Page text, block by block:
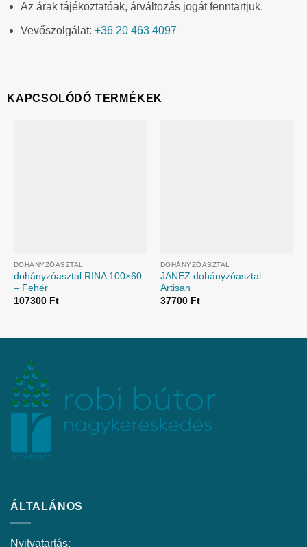
Az árak tájékoztatóak, árváltozás jogát fenntartjuk.
Vevőszolgálat: +36 20 463 4097
KAPCSOLÓDÓ TERMÉKEK
DOHÁNYZÓASZTAL
dohányzóasztal RINA 100×60
– Fehér
107300 Ft
DOHÁNYZÓASZTAL
JANEZ dohányzóasztal –
Artisan
37700 Ft
ÁLTALÁNOS
Nyitvatartás: